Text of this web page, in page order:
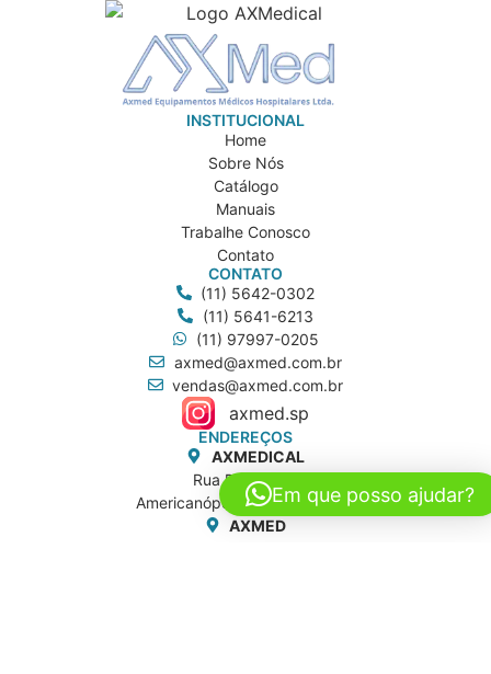
INSTITUCIONAL
Home
Sobre Nós
Catálogo
Manuais
Trabalhe Conosco
Contato
CONTATO
(11) 5642-0302
(11) 5641-6213
(11) 97997-0205
axmed@axmed.com.br
vendas@axmed.com.br
axmed.sp
ENDEREÇOS
AXMEDICAL
Rua Brasil, 120
Americanópolis - São Paulo/SP
AXMED
Em que posso ajudar?